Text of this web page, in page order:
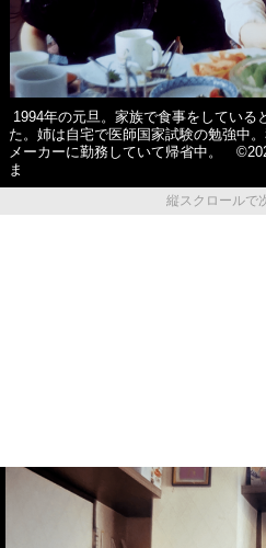
1994年の元旦。家族で食事をしている
た。姉は自宅で医師国家試験の勉強中
メーカーに勤務していて帰省中。
ま
縦スクロールで